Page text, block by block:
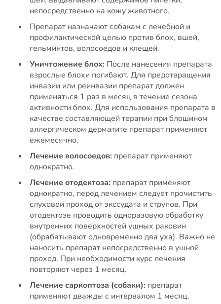
непосредственно на кожу животного.
Препарат назначают собакам с лечебной и
профилактической целью против блох, вшей,
гельминтов, волосоедов и клещей.
Уничтожение блох: После нанесения препарата
взрослые блохи погибают. Для предотвращения
инвазии или реинвазии препарат должен
применяться 1 раз в месяц в течение сезона
активности блох. Для использования препарата в
качестве составляющей терапии при блошином
аллергическом дерматите препарат применяют
ежемесячно.
Лечение волосоедов: препарат применяют
однократно.
Лечение отодектоза: препарат применяют
однократно, перед лечением следует прочистить
слуховой проход от экссудата и струпов. При
отодектозе проводить одноразовую обработку
внутренних поверхностей ушных раковин
(обрабатывают одновременно два уха). Важно не
наносить препарат непосредственно в ушной
проход. При необходимости курс лечения
повторяют через 1 месяц.
Лечение саркоптоза (собаки): препарат
применяют дважды с интервалом 1 месяц.